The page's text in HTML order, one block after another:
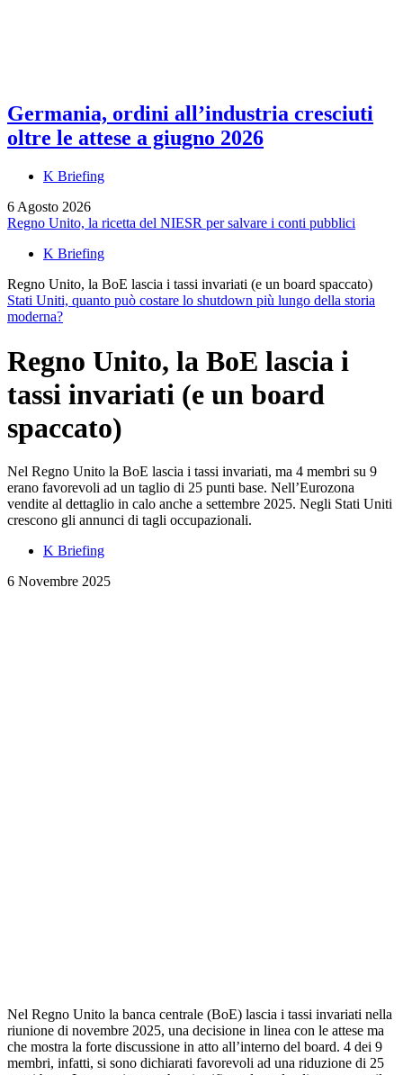
Germania, ordini all’industria cresciuti
oltre le attese a giugno 2026
K Briefing
6 Agosto 2026
Regno Unito, la ricetta del NIESR per salvare i conti pubblici
K Briefing
Regno Unito, la BoE lascia i tassi invariati (e un board spaccato)
Stati Uniti, quanto può costare lo shutdown più lungo della storia
moderna?
Regno Unito, la BoE lascia i
tassi invariati (e un board
spaccato)
Nel Regno Unito la BoE lascia i tassi invariati, ma 4 membri su 9
erano favorevoli ad un taglio di 25 punti base. Nell’Eurozona
vendite al dettaglio in calo anche a settembre 2025. Negli Stati Uniti
crescono gli annunci di tagli occupazionali.
K Briefing
6 Novembre 2025
Nel Regno Unito la banca centrale (BoE) lascia i tassi invariati nella
riunione di novembre 2025, una decisione in linea con le attese ma
che mostra la forte discussione in atto all’interno del board. 4 dei 9
membri, infatti, si sono dichiarati favorevoli ad una riduzione di 25